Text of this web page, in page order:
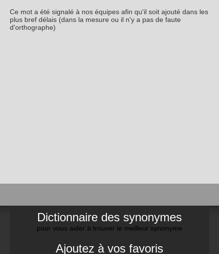
Ce mot a été signalé à nos équipes afin qu'il soit ajouté dans les
plus bref délais (dans la mesure ou il n'y a pas de faute
d'orthographe)
Dictionnaire des synonymes
pour vous aider à trouver le meilleur synonyme
Ajoutez à vos favoris